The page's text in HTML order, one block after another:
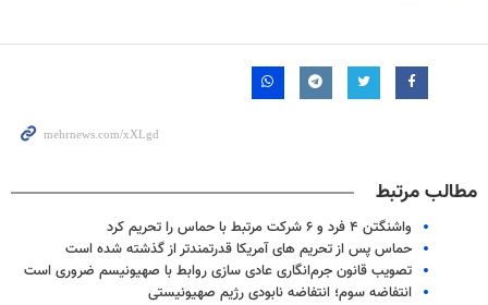
مطالب مرتبط
واشنگتن ۴ فرد و ۶ شرکت مرتبط با حماس را تحریم کرد
حماس پس از تحریم های آمریکا قدرتمندتر از گذشته شده است
تصویب قانون جرم‌انگاری عادی سازی روابط با صهیونیسم ضروری است
انتفاضه سوم؛ انتفاضه نابودی رژیم صهیونیستی